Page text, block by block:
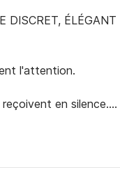
DISCRET,
l'attention.
en silence.
seconde
le véritable